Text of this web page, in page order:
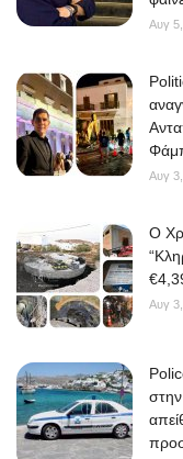
Αυγ
Αυγ
O
Αυγ